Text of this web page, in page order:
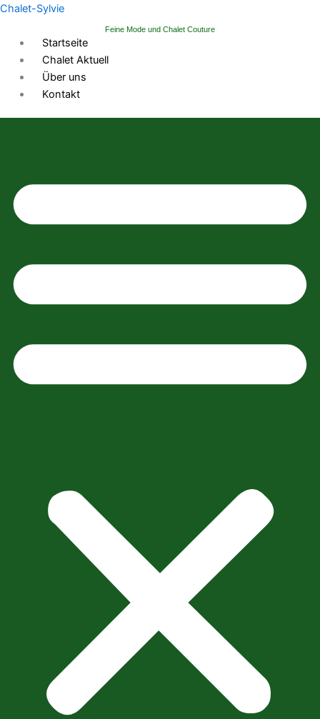
Zum
springen
Chalet-Sylvie
Feine Mode und Chalet Couture
Startseite
Chalet Aktuell
Über uns
Kontakt